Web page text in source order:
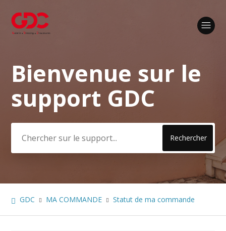
Recherche
Bienvenue sur le
support GDC
GDC MA COMMANDE Statut de ma commande